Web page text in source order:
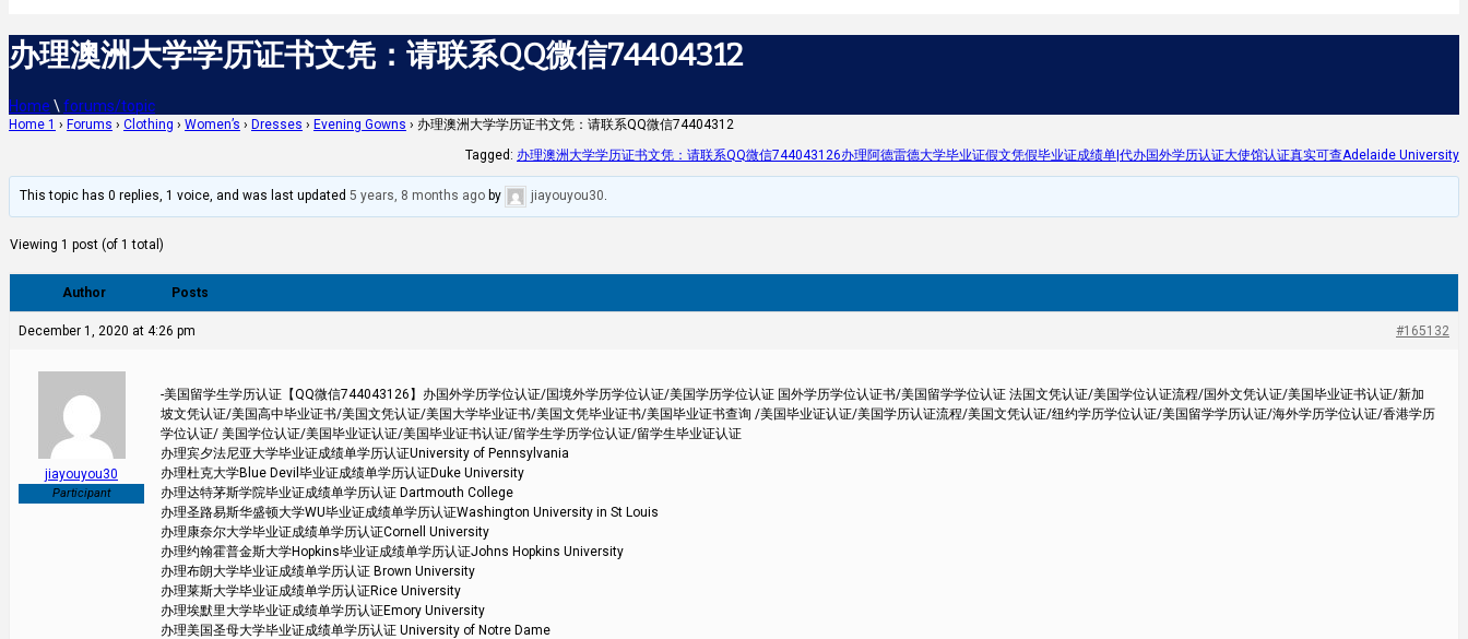
办理澳洲大学学历证书文凭：请联系QQ微信74404312
Home \ forums/topic
Home 1 › Forums › Clothing › Women’s › Dresses › Evening Gowns › 办理澳洲大学学历证书文凭：请联系QQ微信74404312
Tagged: 办理澳洲大学学历证书文凭：请联系QQ微信744043126办理阿德雷德大学毕业证假文凭假毕业证成绩单|代办国外学历认证大使馆认证真实可查Adelaide University
This topic has 0 replies, 1 voice, and was last updated5 years, 8 months ago by jiayouyou30
Viewing 1 post (of 1 total)
Author Posts
December 1, 2020 at 4:26 pm #165132
jiayouyou30
Participant
-美国留学生学历认证【QQ微信744043126】办国外学历学位认证/国境外学历学位认证/美国学历学位认证 国外学历学位认证书/美国留学学位认证 法国文凭认证/美国学位认证流程/国外文凭认证/美国毕业证书认证/新加
坡文凭认证/美国高中毕业证书/美国文凭认证/美国大学毕业证书/美国文凭毕业证书/美国毕业证书查询 /美国毕业证认证/美国学历认证流程/美国文凭认证/纽约学历学位认证/美国留学学历认证/海外学历学位认证/香港学历
学位认证/ 美国学位认证/美国毕业证认证/美国毕业证书认证/留学生学历学位认证/留学生毕业证认证
办理宾夕法尼亚大学毕业证成绩单学历认证University of Pennsylvania
办理杜克大学Blue Devil毕业证成绩单学历认证Duke University
办理达特茅斯学院毕业证成绩单学历认证 Dartmouth College
办理圣路易斯华盛顿大学WU毕业证成绩单学历认证Washington University in St Louis
办理康奈尔大学毕业证成绩单学历认证Cornell University
办理约翰霍普金斯大学Hopkins毕业证成绩单学历认证Johns Hopkins University
办理布朗大学毕业证成绩单学历认证 Brown University
办理莱斯大学毕业证成绩单学历认证Rice University
办理埃默里大学毕业证成绩单学历认证Emory University
办理美国圣母大学毕业证成绩单学历认证 University of Notre Dame